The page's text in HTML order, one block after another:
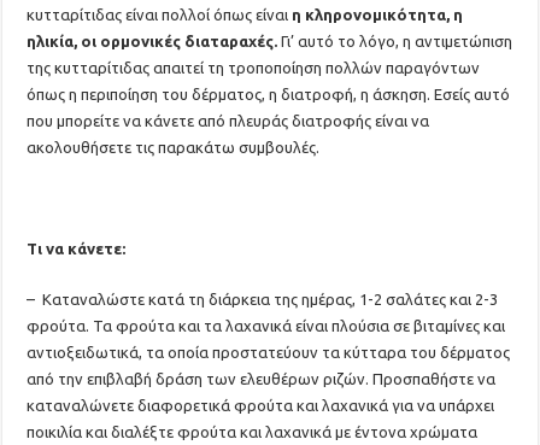
κυτταρίτιδας είναι πολλοί όπως είναι η κληρονομικότητα, η
ηλικία, οι ορμονικές διαταραχές. Γι’ αυτό το λόγο, η αντιμετώπιση
της κυτταρίτιδας απαιτεί τη τροποποίηση πολλών παραγόντων
όπως η περιποίηση του δέρματος, η διατροφή, η άσκηση. Εσείς αυτό
που μπορείτε να κάνετε από πλευράς διατροφής είναι να
ακολουθήσετε τις παρακάτω συμβουλές.
Τι να κάνετε:
– Καταναλώστε κατά τη διάρκεια της ημέρας, 1-2 σαλάτες και 2-3
φρούτα. Τα φρούτα και τα λαχανικά είναι πλούσια σε βιταμίνες και
αντιοξειδωτικά, τα οποία προστατεύουν τα κύτταρα του δέρματος
από την επιβλαβή δράση των ελευθέρων ριζών. Προσπαθήστε να
καταναλώνετε διαφορετικά φρούτα και λαχανικά για να υπάρχει
ποικιλία και διαλέξτε φρούτα και λαχανικά με έντονα χρώματα